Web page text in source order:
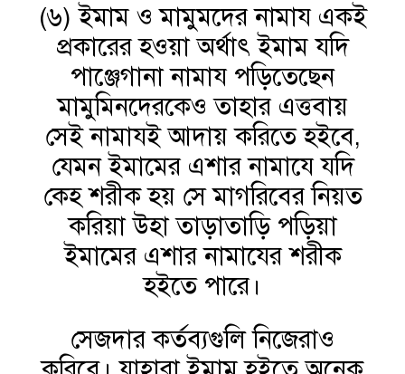
(৬) ইমাম ও মামুমদের নামায একই
প্রকারের হওয়া অর্থাৎ ইমাম যদি
পাঞ্জেগানা নামায পড়িতেছেন
মামুমিনদেরকেও তাহার এত্তবায়
সেই নামাযই আদায় করিতে হইবে,
যেমন ইমামের এশার নামাযে যদি
কেহ শরীক হয় সে মাগরিবের নিয়ত
করিয়া উহা তাড়াতাড়ি পড়িয়া
ইমামের এশার নামাযের শরীক
হইতে পারে।
সেজদার কর্তব্যগুলি নিজেরাও